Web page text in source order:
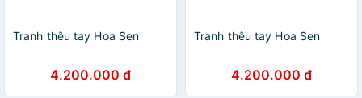
Tranh thêu tay Hoa Sen
4.200.000 đ
Tranh thêu tay Hoa Sen
4.200.000 đ